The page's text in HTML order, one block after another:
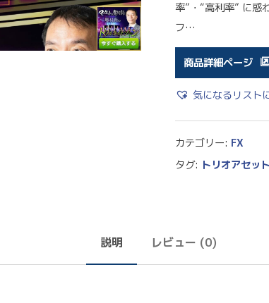
率”・“高利率” に惑
フ…
商品詳細ページ
気になるリスト
カテゴリー: FX
タグ: トリオアセッ
説明 レビュー (0)